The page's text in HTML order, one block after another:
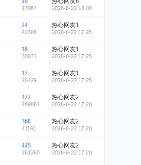
17987 2026-6-22 18:00
24
42368
热心网友1
2026-6-22 17:25
18
30673
热心网友1
2026-6-22 17:25
12
26429
热心网友1
2026-6-22 17:25
422
289881
热心网友2
2026-6-22 17:20
368
41191
热心网友2
2026-6-22 17:20
445
261360
热心网友2
2026-6-22 17:20